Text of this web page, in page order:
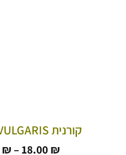
קורנית THYMUS VULGARIS
18.00 ₪
–
₪